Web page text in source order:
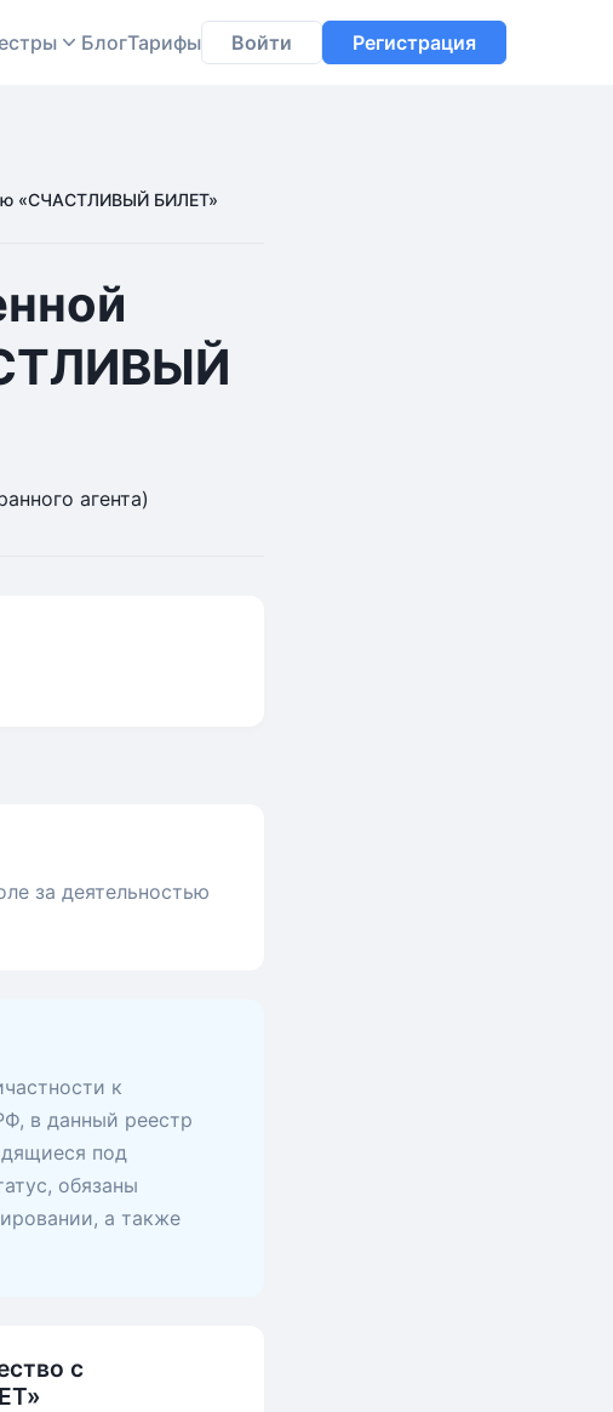
БлогТарифы Войти Регистрация
«СЧАСТЛИВЫЙ БИЛЕТ»
агента)
за деятельностью
к
в данный реестр
под
обязаны
а также
с